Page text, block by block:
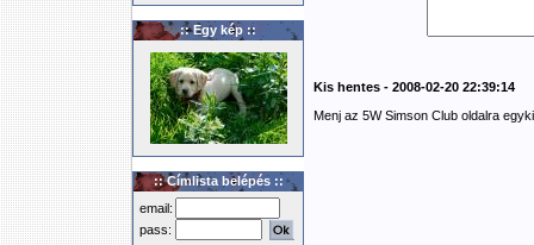
:: Egy kép ::
:: Címlista belépés ::
email:
pass:
Kis hentes - 2008-02-20 22:39:14
Menj az 5W Simson Club oldalra